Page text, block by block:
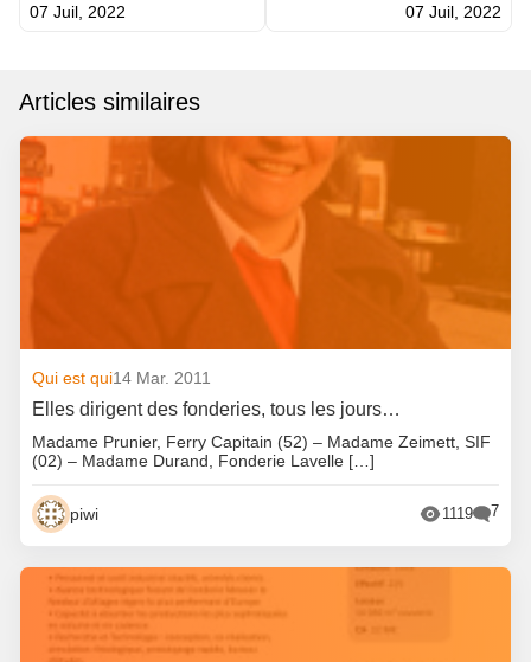
07 Juil, 2022
07 Juil, 2022
Articles similaires
Qui est qui14 Mar. 2011
Elles dirigent des fonderies, tous les jours…
Madame Prunier, Ferry Capitain (52) – Madame Zeimett, SIF
(02) – Madame Durand, Fonderie Lavelle […]
piwi 1119 7